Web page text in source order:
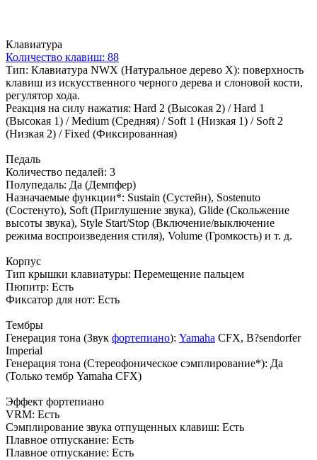
Клавиатура
Количество клавиш: 88
Тип: Клавиатура NWX (Натуральное дерево X): поверхность
клавиш из искусственного черного дерева и слоновой кости,
регулятор хода.
Реакция на силу нажатия: Hard 2 (Высокая 2) / Hard 1
(Высокая 1) / Medium (Средняя) / Soft 1 (Низкая 1) / Soft 2
(Низкая 2) / Fixed (Фиксированная)
Педаль
Количество педалей: 3
Полупедаль: Да (Демпфер)
Назначаемые функции*: Sustain (Сустейн), Sostenuto
(Состенуто), Soft (Приглушение звука), Glide (Скольжение
высоты звука), Style Start/Stop (Включение/выключение
режима воспроизведения стиля), Volume (Громкость) и т. д.
Корпус
Тип крышки клавиатуры: Перемещение пальцем
Пюпитр: Есть
Фиксатор для нот: Есть
Тембры
Генерация тона (Звук фортепиано): Yamaha CFX, B?sendorfer
Imperial
Генерация тона (Стереофоническое сэмплирование*): Да
(Только тембр Yamaha CFX)
Эффект фортепиано
VRM: Есть
Сэмплирование звука отпущенных клавиш: Есть
Плавное отпускание: Есть
Плавное отпускание: Есть